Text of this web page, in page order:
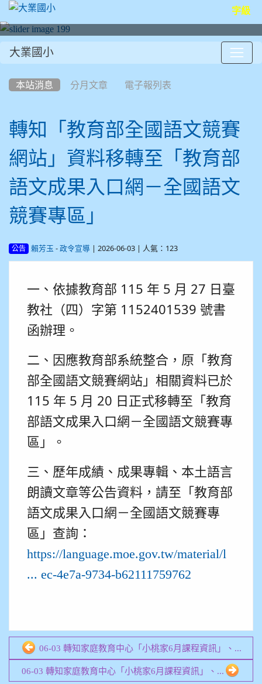
字級
大業國小
本站消息 分月文章 電子報列表
轉知「教育部全國語文競賽
網站」資料移轉至「教育部
語文成果入口網－全國語文
競賽專區」
公告 賴芳玉 - 政令宣導| 2026-06-03 | 人氣：123
一、依據教育部 115 年 5 月 27 日臺
教社（四）字第 1152401539 號書
函辦理。
二、因應教育部系統整合，原「教育
部全國語文競賽網站」相關資料已於
115 年 5 月 20 日正式移轉至「教育
部語文成果入口網－全國語文競賽專
區」。
三、歷年成績、成果專輯、本土語言
朗讀文章等公告資料，請至「教育部
語文成果入口網－全國語文競賽專
區」查詢：
https://language.moe.gov.tw/material/l
... ec-4e7a-9734-b62111759762
06-03 轉知家庭教育中心「小桃家6月課程資訊」、...
06-03 轉知家庭教育中心「小桃家6月課程資訊」、...